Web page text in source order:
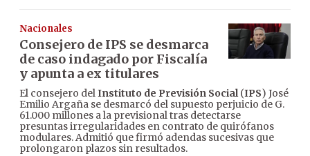
Nacionales
Consejero de IPS se desmarca
de caso indagado por Fiscalía
y apunta a ex titulares
El consejero delInstituto de Previsión Social(IPS) José
Emilio Argaña se desmarcó del supuesto perjuicio de G.
61.000 millones a la previsional tras detectarse
presuntas irregularidades en contrato de quirófanos
modulares. Admitió que firmó adendas sucesivas que
prolongaron plazos sin resultados.